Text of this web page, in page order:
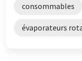
consommables
évaporateurs